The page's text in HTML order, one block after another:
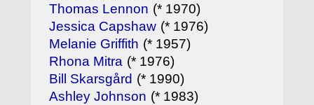
Thomas Lennon (* 1970)
Jessica Capshaw (* 1976)
Melanie Griffith (* 1957)
Rhona Mitra (* 1976)
Bill Skarsgård (* 1990)
Ashley Johnson (* 1983)